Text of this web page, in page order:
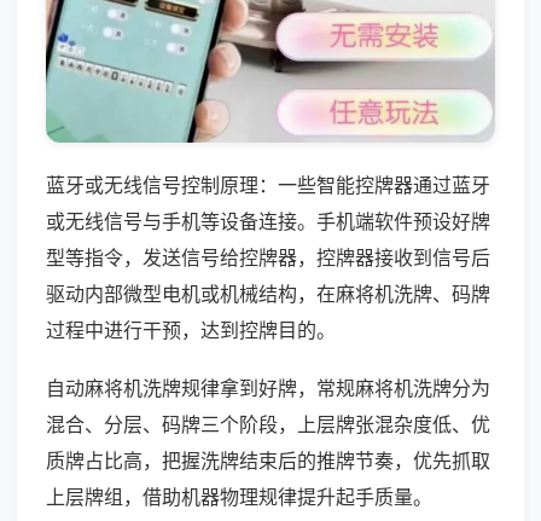
蓝牙或无线信号控制原理：一些智能控牌器通过蓝牙
或无线信号与手机等设备连接。手机端软件预设好牌
型等指令，发送信号给控牌器，控牌器接收到信号后
驱动内部微型电机或机械结构，在麻将机洗牌、码牌
过程中进行干预，达到控牌目的。
自动麻将机洗牌规律拿到好牌，常规麻将机洗牌分为
混合、分层、码牌三个阶段，上层牌张混杂度低、优
质牌占比高，把握洗牌结束后的推牌节奏，优先抓取
上层牌组，借助机器物理规律提升起手质量。